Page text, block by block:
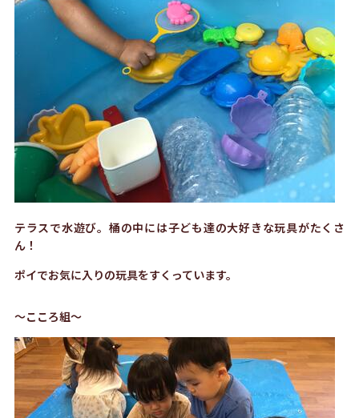
テラスで水遊び。桶の中には子ども達の大好きな玩具がたくさ
ん！
ポイでお気に入りの玩具をすくっています。
～こころ組～